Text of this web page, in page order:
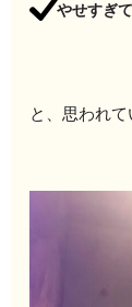
やせすぎ
と、思われ